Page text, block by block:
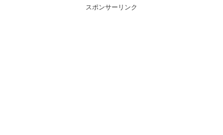
スポンサーリンク